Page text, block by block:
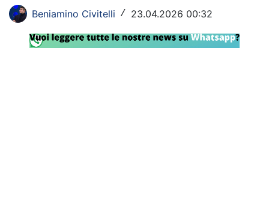
Europa League
Altri Sport
Beniamino Civitelli / 23.04.2026 00:32